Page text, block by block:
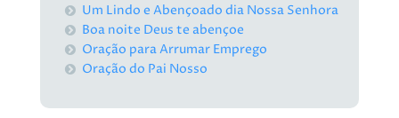
Um Lindo e Abençoado dia Nossa Senhora
Boa noite Deus te abençoe
Oração para Arrumar Emprego
Oração do Pai Nosso